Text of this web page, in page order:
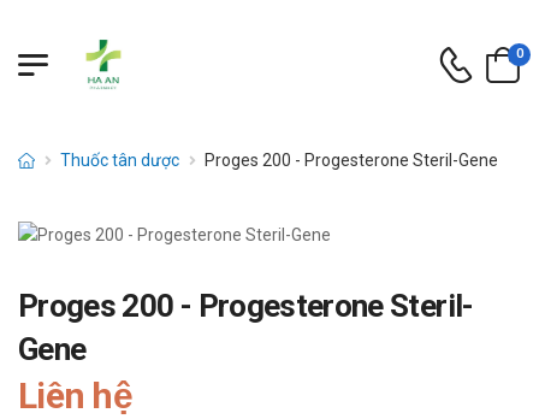
0
Thuốc tân dược Proges 200 - Progesterone Steril-Gene
Proges 200 - Progesterone Steril-
Gene
Liên hệ